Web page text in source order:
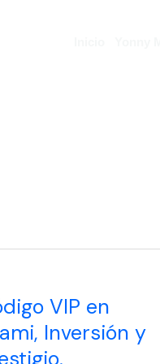
VIP en
Inversión y